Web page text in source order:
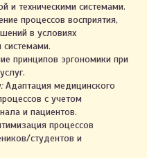
и техническими системами.
процессов восприятия,
в условиях
системами.
принципов эргономики при
Адаптация медицинского
с учетом
и пациентов.
процессов
студентов и